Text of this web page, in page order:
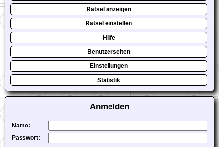
Rätsel anzeigen
Rätsel einstellen
Hilfe
Benutzerseiten
Einstellungen
Statistik
Anmelden
Name:
Passwort: